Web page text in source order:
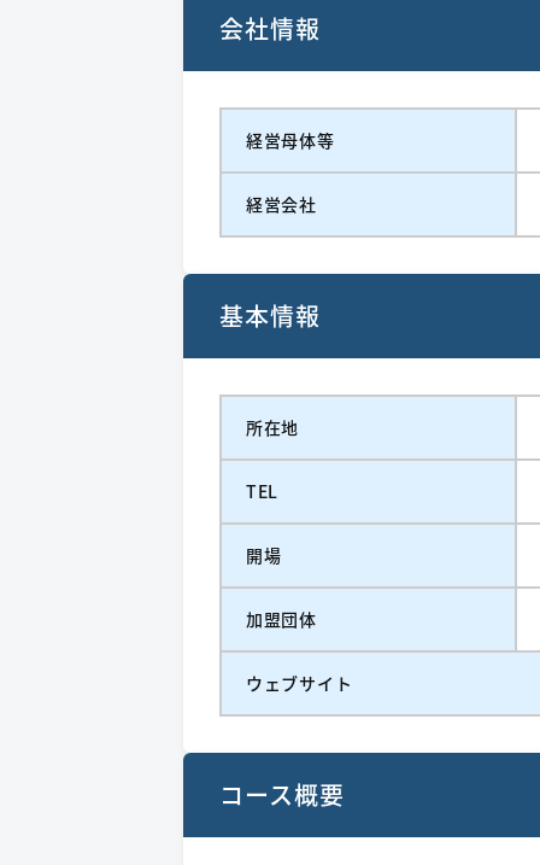
会社情報
経営⺟体等
経営会社
基本情報
所在地
TEL
開場
加盟団体
ウェブサイト
コース概要